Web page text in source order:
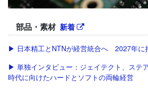
部品・素材 新着
▶ 日本精工とNTNが経営統合へ 2027年に
▶ 単独インタビュー：ジェイテクト、ステ
時代に向けたハードとソフトの両輪経営